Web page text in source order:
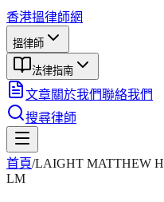
香港搵律師網
搵律師
法律指南
文章關於我們聯絡我們
搜尋律師
首頁/LAIGHT MATTHEW
LM